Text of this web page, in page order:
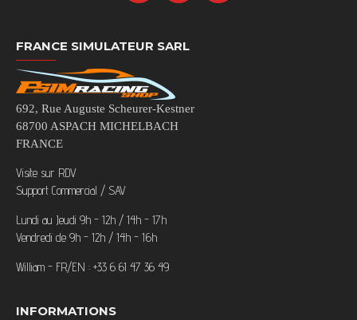
FRANCE SIMULATEUR SARL
692, Rue Auguste Scheurer-Kestner
68700 ASPACH MICHELBACH
FRANCE
Visite sur RDV
Support Commercial / SAV
Lundi au Jeudi 9h - 12h / 14h - 17h
Vendredi de 9h - 12h / 14h - 16h
William - FR/EN : +33 6 61 47 36 49
INFORMATIONS